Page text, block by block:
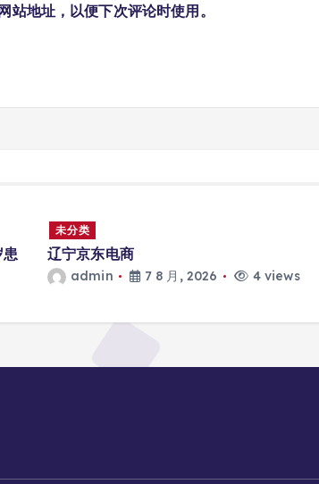
地址，以便下次评论时使用。
未分类
辽宁京东电商
admin 7 8 月, 2026 4 views